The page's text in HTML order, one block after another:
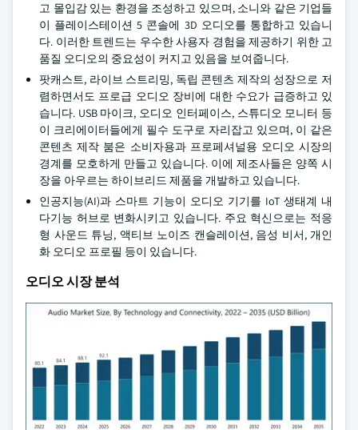
고 몰입감 있는 환경을 조성하고 있으며, 소니와 같은 기업들
이 플레이스테이션 5 콘솔에 3D 오디오를 통합하고 있습니
다. 이러한 트렌드는 우수한 사용자 경험을 제공하기 위한 고
품질 오디오의 중요성이 커지고 있음을 보여줍니다.
팟캐스트, 라이브 스트리밍, 독립 콘텐츠 제작의 성장으로 저
렴하면서도 프로급 오디오 장비에 대한 수요가 급증하고 있
습니다. USB 마이크, 오디오 인터페이스, 스튜디오 모니터 등
이 크리에이터들에게 필수 도구로 자리잡고 있으며, 이 같은
콘텐츠 제작 붐은 소비자용과 프로페셔널용 오디오 시장의
경계를 모호하게 만들고 있습니다. 이에 제조사들은 양쪽 시
장을 아우르는 하이브리드 제품을 개발하고 있습니다.
인공지능(AI)과 스마트 기능이 오디오 기기를 IoT 생태계 내
다기능 허브로 변화시키고 있습니다. 주요 혁신으로는 적응
형 사운드 튜닝, 액티브 노이즈 캔슬레이션, 음성 비서, 개인
화 오디오 프로필 등이 있습니다.
오디오 시장 분석